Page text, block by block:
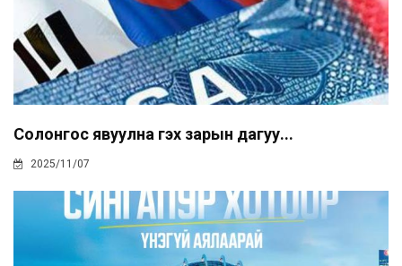
Солонгос явуулна гэх зарын дагуу...
2025/11/07